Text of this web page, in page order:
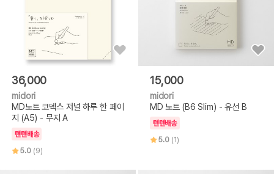
36,000
midori
MD노트 코덱스 저널 하루 한 페이
지 (A5) - 무지 A
텐텐배송
5.0 (9)
15,000
midori
MD 노트 (B6 Slim) - 유선 B
텐텐배송
5.0 (1)